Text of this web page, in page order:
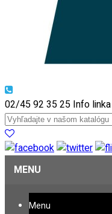
02/45 92 35 25 Info linka
MENU
Menu